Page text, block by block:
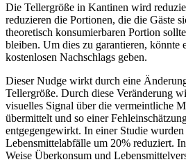
Die Tellergröße in Kantinen wird
reduzieren die Portionen, die die Gäste
theoretisch konsumierbaren Portion
bleiben. Um dies zu garantieren, könnte
kostenlosen Nachschlags geben.
Dieser Nudge wirkt durch eine
Tellergröße. Durch diese Veränderung
visuelles Signal über die vermeintliche
übermittelt und so einer
entgegengewirkt. In einer Studie
Lebensmittelabfälle um 20% reduziert.
Weise Überkonsum und